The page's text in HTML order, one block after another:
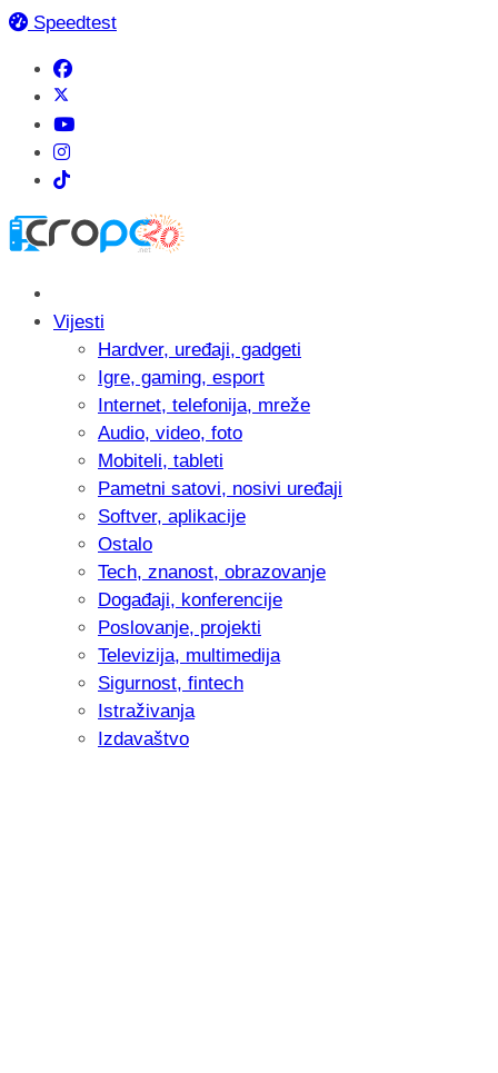
Speedtest
Vijesti
Hardver, uređaji, gadgeti
Igre, gaming, esport
Internet, telefonija, mreže
Audio, video, foto
Mobiteli, tableti
Pametni satovi, nosivi uređaji
Softver, aplikacije
Ostalo
Tech, znanost, obrazovanje
Događaji, konferencije
Poslovanje, projekti
Televizija, multimedija
Sigurnost, fintech
Istraživanja
Izdavaštvo